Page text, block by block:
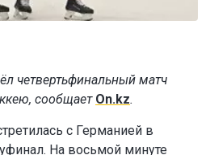
четвертьфинальный матч
сообщает On.kz.
с Германией в
На восьмой минуте